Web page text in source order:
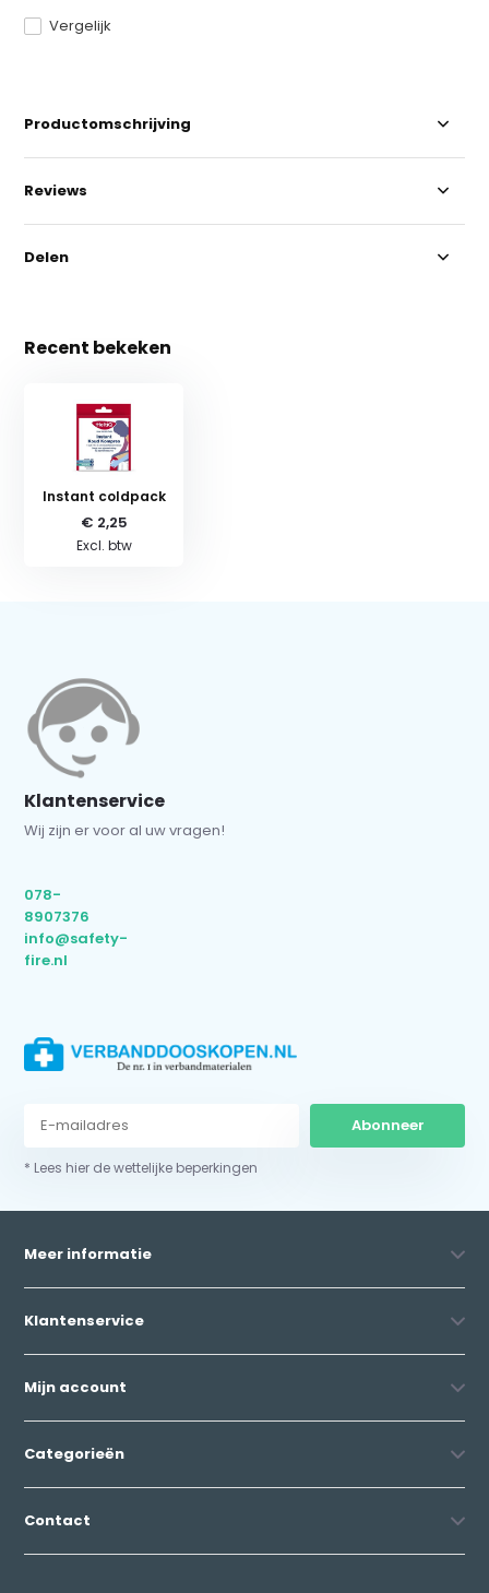
Vergelijk
Productomschrijving
Reviews
Delen
Recent bekeken
Instant coldpack
€ 2,25
Excl. btw
Klantenservice
Wij zijn er voor al uw vragen!
078-
8907376
info@safety-
fire.nl
Abonneer
* Lees hier de wettelijke beperkingen
Meer informatie
Klantenservice
Mijn account
Categorieën
Contact